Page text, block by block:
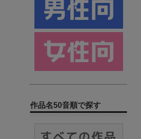
作品名50音順で探す